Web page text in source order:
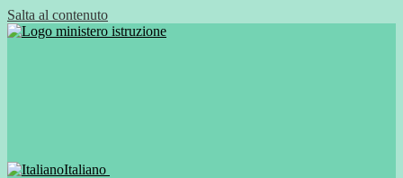
Salta al contenuto
Italiano